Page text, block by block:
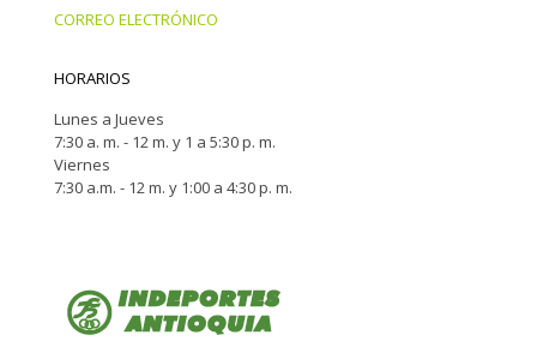
CORREO ELECTRÓNICO
HORARIOS
Lunes a Jueves
7:30 a. m. - 12 m. y 1 a 5:30 p. m.
Viernes
7:30 a.m. - 12 m. y 1:00 a 4:30 p. m.